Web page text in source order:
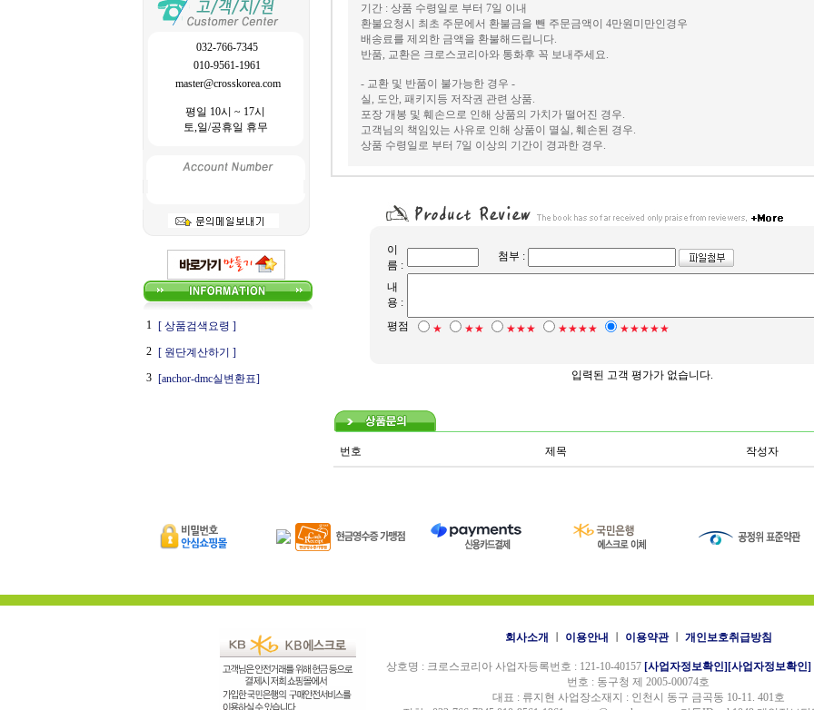
032-766-7345
010-9561-1961
master@crosskorea.com
평일 10시 ~ 17시
토,일/공휴일 휴무
1
[ 상품검색요령 ]
2
[ 원단계산하기 ]
3
[anchor-dmc실변환표]
기간 : 상품 수령일로 부터 7일 이내
환불요청시 최초 주문에서 환불금을 뺀 주문금액이 4만원미만인경우
배송료를 제외한 금액을 환불해드립니다.
반품, 교환은 크로스코리아와 통화후 꼭 보내주세요.
- 교환 및 반품이 불가능한 경우 -
실, 도안, 패키지등 저작권 관련 상품.
포장 개봉 및 훼손으로 인해 상품의 가치가 떨어진 경우.
고객님의 책임있는 사유로 인해 상품이 멸실, 훼손된 경우.
상품 수령일로 부터 7일 이상의 기간이 경과한 경우.
이
름 :
첨부 :
내
용 :
평점
★ ★★ ★★★ ★★★★ ★★★★★
입력된 고객 평가가 없습니다.
번호 제목 작성자
회사소개 이용안내 이용약관ㅣ 개인보호취급방침
상호명 : 크로스코리아 사업자등록번호 : 121-10-40157 [사업자정보확인] [사업자정보확인]
번호 : 동구청 제 2005-00074호
대표 : 류지현 사업장소재지 : 인천시 동구 금곡동 10-11. 401호